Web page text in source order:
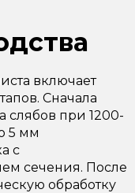
включает
Сначала
слябов при 1200-
5 мм
с
сечения. После
обработку